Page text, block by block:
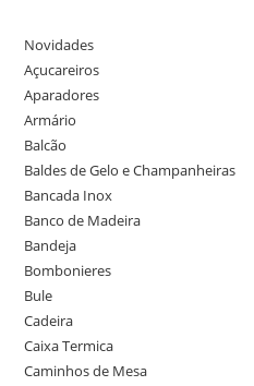
Novidades
Açucareiros
Aparadores
Armário
Balcão
Baldes de Gelo e Champanheiras
Bancada Inox
Banco de Madeira
Bandeja
Bombonieres
Bule
Cadeira
Caixa Termica
Caminhos de Mesa